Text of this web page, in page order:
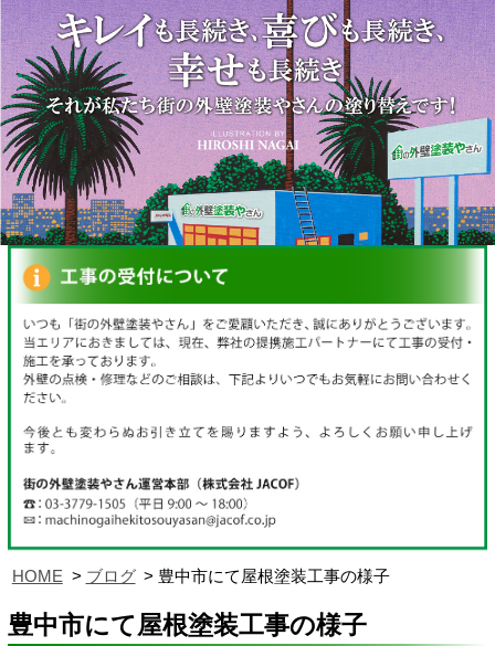
HOME ブログ 豊中市にて屋根塗装工事の様子
豊中市にて屋根塗装工事の様子